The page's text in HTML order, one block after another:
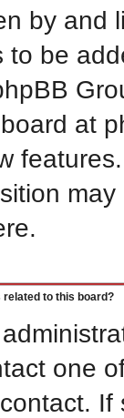
by and
be
at
related to this board?
one